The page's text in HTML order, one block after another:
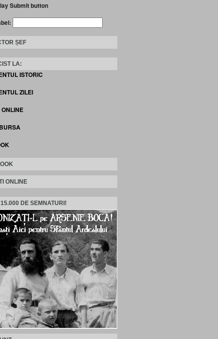
Submit button
ȘEF
LA:
ISTORIC
ZILEI
ONLINE
DE SEMNATURI!